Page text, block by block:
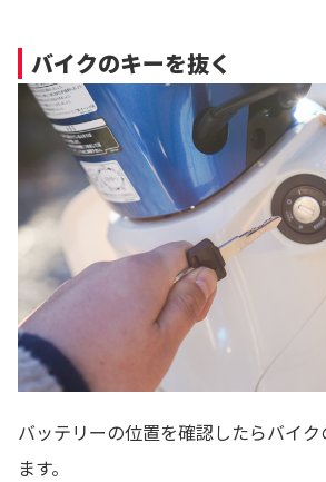
バイクのキーを抜く
バッテリーの位置を確認したらバイ
ます。